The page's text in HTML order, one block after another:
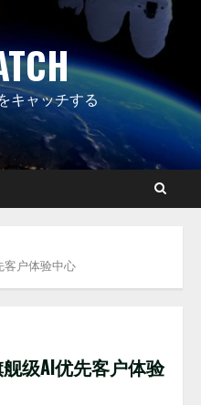
キャッチする
客户体验中心
级AI优先客户体验